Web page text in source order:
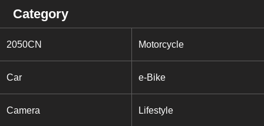
Category
2050CN Motorcycle
Car e-Bike
Camera Lifestyle